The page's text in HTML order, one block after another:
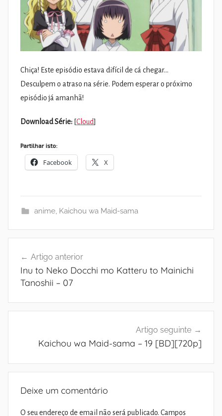
Chiça! Este episódio estava difícil de cá chegar…
Desculpem o atraso na série. Podem esperar o próximo
episódio já amanhã!
Download Série: [Cloud]
Partilhar isto:
Facebook X
anime, Kaichou wa Maid-sama
de
artigos
Artigo anterior
Inu to Neko Docchi mo Katteru to Mainichi
Tanoshii – 07
Artigo seguinte
Kaichou wa Maid-sama – 19 [BD][720p]
Deixe um comentário
O seu endereço de email não será publicado. Campos